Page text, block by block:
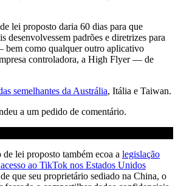
lei proposto daria 60 dias para que
desenvolvessem padrões e diretrizes para
bem como qualquer outro aplicativo
controladora, a High Flyer — de
semelhantes da Austrália, Itália e Taiwan.
a um pedido de comentário.
lei proposto também ecoa a legislação
ao TikTok nos Estados Unidos
que seu proprietário sediado na China, o